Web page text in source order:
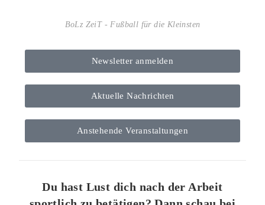
BoLz ZeiT - Fußball für die Kleinsten
Newsletter anmelden
Aktuelle Nachrichten
Anstehende Veranstaltungen
Du hast Lust dich nach der Arbeit